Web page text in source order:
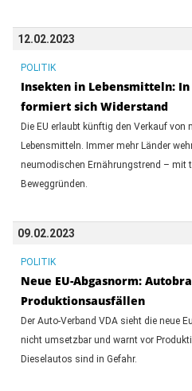
12.02.2023
POLITIK
Insekten in Lebensmitteln:
formiert sich Widerstand
Die EU erlaubt künftig den Verkauf von
Lebensmitteln. Immer mehr Länder
neumodischen Ernährungstrend – mit
Beweggründen.
09.02.2023
POLITIK
Neue EU-Abgasnorm:
Produktionsausfällen
Der Auto-Verband VDA sieht die neue
nicht umsetzbar und warnt vor
Dieselautos sind in Gefahr.